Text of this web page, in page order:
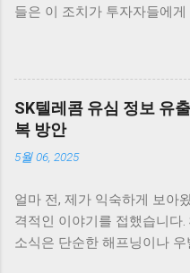
들은 이 조치가 투자자들에게
이 여전히 불확실하다고 전
시장의 반응 암호화폐 시장
습니다. 최근 연방준비제도
주요 암호화폐의 가격이 즉
다. 이러한 상승세는 애널리
이 되어 있었던 것으로 해석
을 보여 주고 있습니다. 금리
5% 이상 상승하면서 투자자
니다. 이처럼 주요 암호화폐
SK텔레콤 유심 정보 유
복 방안
5월 06, 2025
얼마 전, 제가 익숙하게 보아
격적인 이야기를 접했습니다
소식은 단순한 해프닝이나